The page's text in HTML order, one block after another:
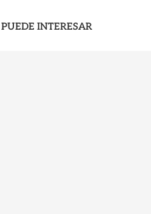
INTERESAR